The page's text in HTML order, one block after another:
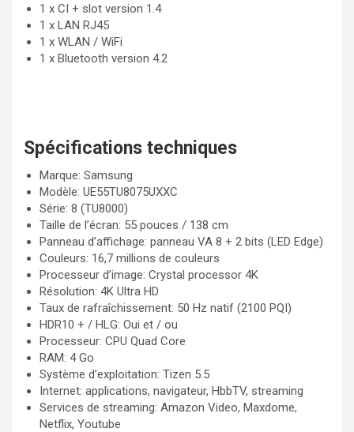
1 x CI + slot version 1.4
1 x LAN RJ45
1 x WLAN / WiFi
1 x Bluetooth version 4.2
Spécifications techniques
Marque: Samsung
Modèle: UE55TU8075UXXC
Série: 8 (TU8000)
Taille de l’écran: 55 pouces / 138 cm
Panneau d’affichage: panneau VA 8 + 2 bits (LED Edge)
Couleurs: 16,7 millions de couleurs
Processeur d’image: Crystal processor 4K
Résolution: 4K Ultra HD
Taux de rafraîchissement: 50 Hz natif (2100 PQI)
HDR10 + / HLG: Oui et / ou
Processeur: CPU Quad Core
RAM: 4 Go
Système d’exploitation: Tizen 5.5
Internet: applications, navigateur, HbbTV, streaming
Services de streaming: Amazon Video, Maxdome,
Netflix, Youtube